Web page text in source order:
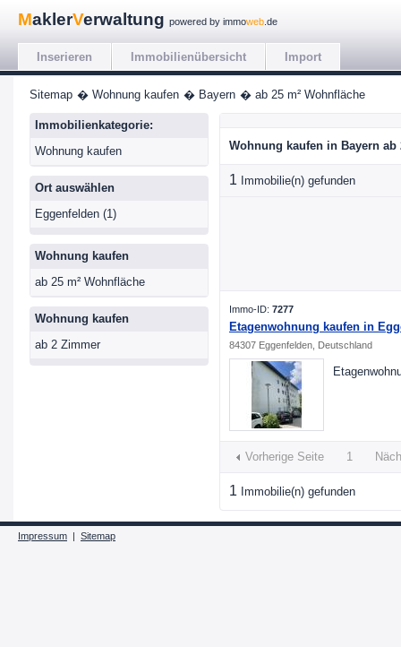
MaklerVerwaltung powered by immoweb .de
Inserieren Immobilienübersicht Import
Sitemap � Wohnung kaufen � Bayern � ab 25 m² Wohnfläche
Immobilienkategorie:
Wohnung kaufen
Ort auswählen
Eggenfelden (1)
Wohnung kaufen
ab 25 m² Wohnfläche
Wohnung kaufen
ab 2 Zimmer
Wohnung kaufen in Bayern ab
1 Immobilie(n) gefunden
Immo-ID: 7277
Etagenwohnung kaufen in
84307 Eggenfelden, Deutschland
Vorherige Seite 1
1 Immobilie(n) gefunden
Impressum | Sitemap